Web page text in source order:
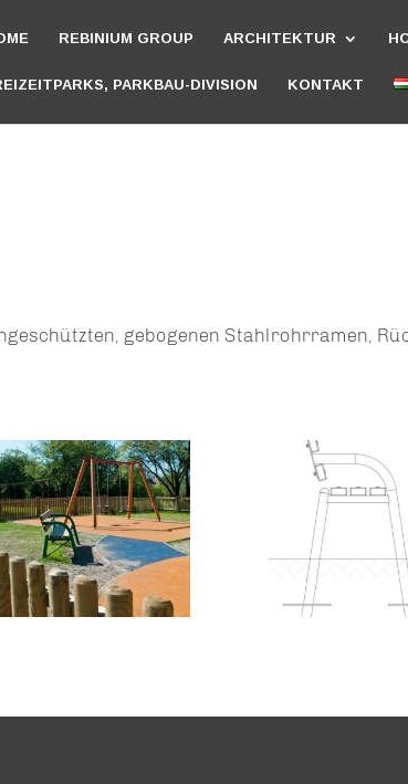
REBINIUM GROUP ARCHITEKTUR
PARKBAU-DIVISION KONTAKT
gebogenen Stahlrohrramen,